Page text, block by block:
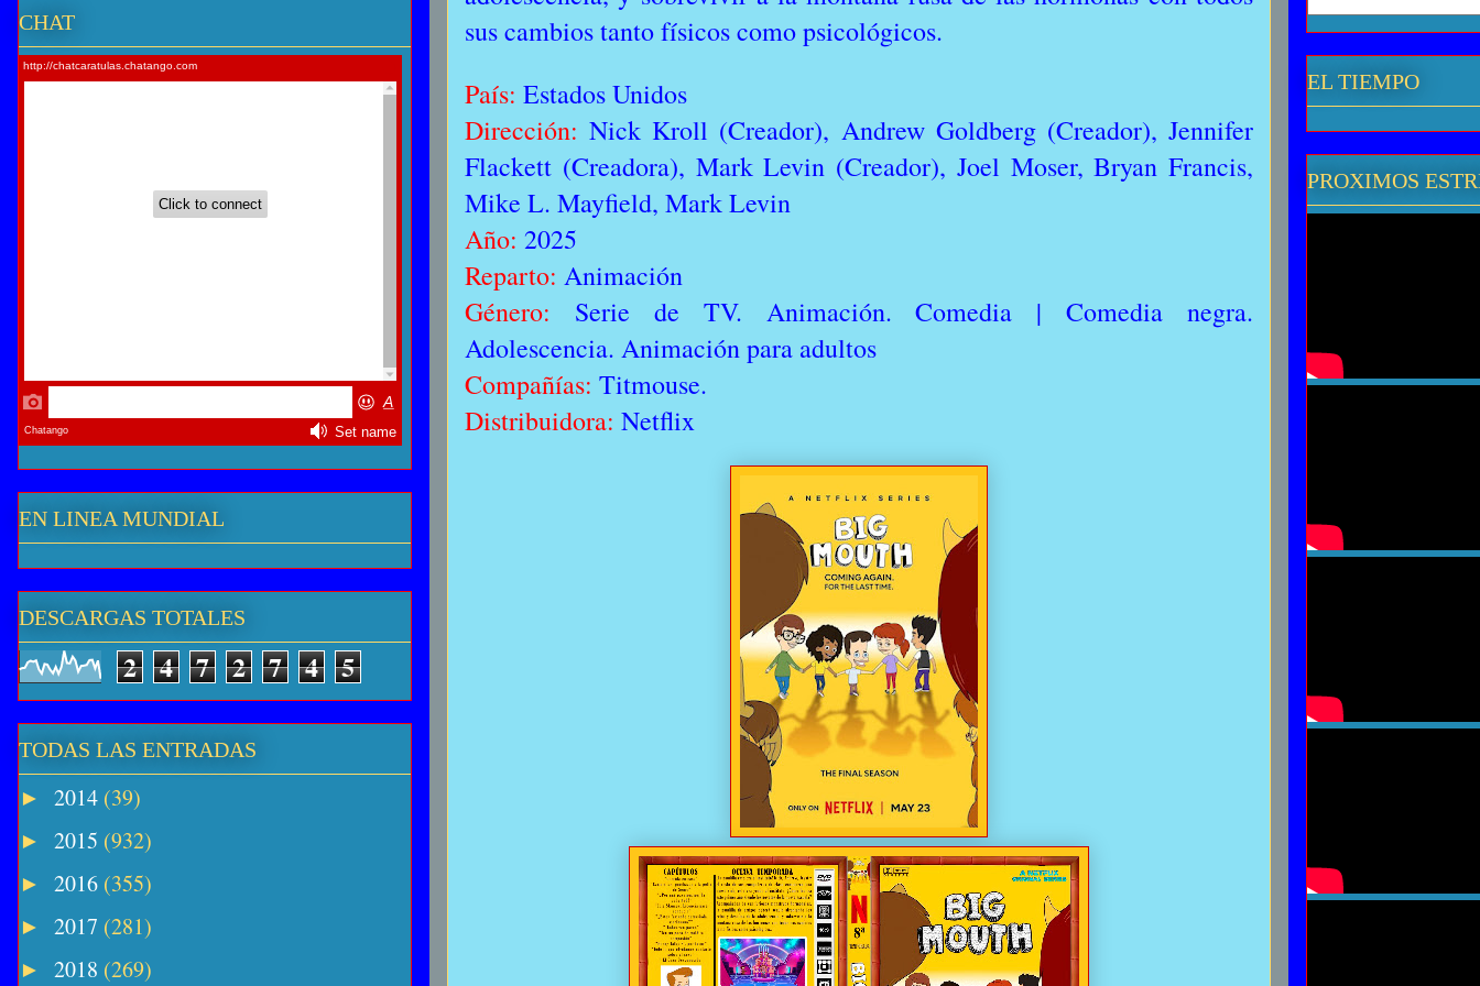
sus cambios tanto físicos como psicológicos.
País: Estados Unidos
Dirección: Nick Kroll (Creador), Andrew Goldberg (Creador), Jennifer
Flackett (Creadora), Mark Levin (Creador), Joel Moser, Bryan Francis,
Mike L. Mayfield, Mark Levin
Año: 2025
Reparto: Animación
Género: Serie de TV. Animación. Comedia | Comedia negra.
Adolescencia. Animación para adultos
Compañías: Titmouse.
Distribuidora: Netflix
CHAT
EN LINEA MUNDIAL
DESCARGAS TOTALES
2 4 7 2 7 4 5
TODAS LAS ENTRADAS
► 2014 (39)
► 2015 (932)
► 2016 (355)
► 2017 (281)
► 2018 (269)
EL TIEMPO
PROXIMOS